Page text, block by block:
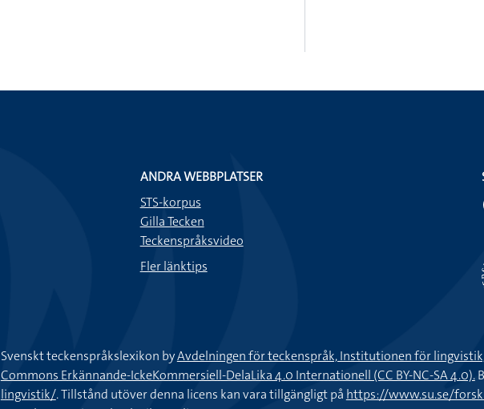
ANDRA WEBBPLATSER
STS-korpus
Gilla Tecken
Teckenspråksvideo
Fler länktips
Svenskt teckenspråkslexikon byAvdelningen för teckenspråk, Institutionen för
Commons Erkännande-IckeKommersiell-DelaLika 4.0 Internationell (CC BY-NC-SA 4.0).
lingvistik/. Tillstånd utöver denna licens kan vara tillgängligt på https://www.su.se/